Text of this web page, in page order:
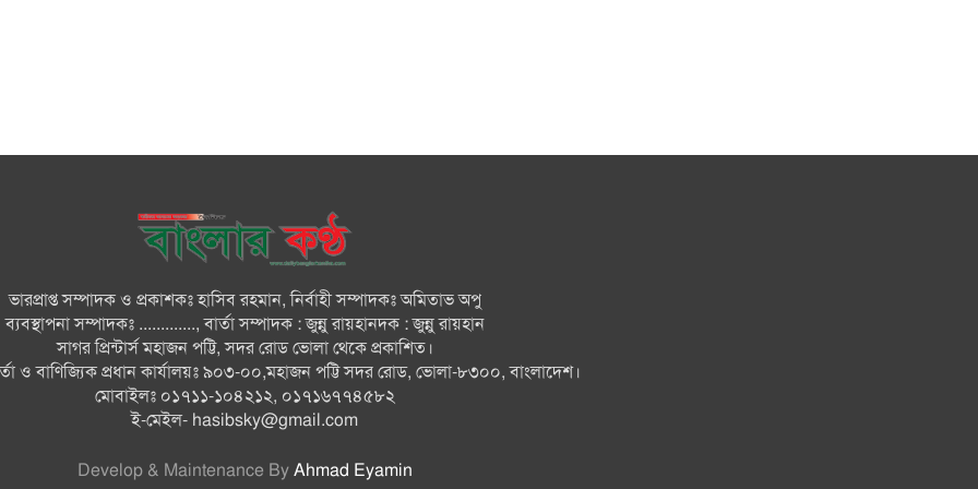
ভারপ্রাপ্ত সম্পাদক ও প্রকাশকঃ হাসিব রহমান, নির্বাহী সম্পাদকঃ অমিতাভ অপু
ব্যবস্থাপনা সম্পাদকঃ ............., বার্তা সম্পাদক : জুন্নু রায়হানদক : জুন্নু রায়হান
সাগর প্রিন্টার্স মহাজন পট্টি, সদর রোড ভোলা থেকে প্রকাশিত।
ও বাণিজ্যিক প্রধান কার্যালয়ঃ ৯০৩-০০,মহাজন পট্টি সদর রোড, ভোলা-৮৩০০, বাংলাদেশ।
মোবাইলঃ ০১৭১১-১০৪২১২, ০১৭১৬৭৭৪৫৮২
ই-মেইল- hasibsky@gmail.com
Develop & Maintenance By Ahmad Eyamin